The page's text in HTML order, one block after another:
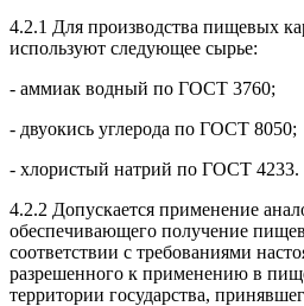
4.2.1 Для производства пищевых
используют следующее сырье:
- аммиак водный по ГОСТ 3760;
- двуокись углерода по ГОСТ 8050;
- хлористый натрий по ГОСТ 4233.
4.2.2 Допускается применение
обеспечивающего получение
соответствии с требованиями
разрешенного к применению в
территории государства,